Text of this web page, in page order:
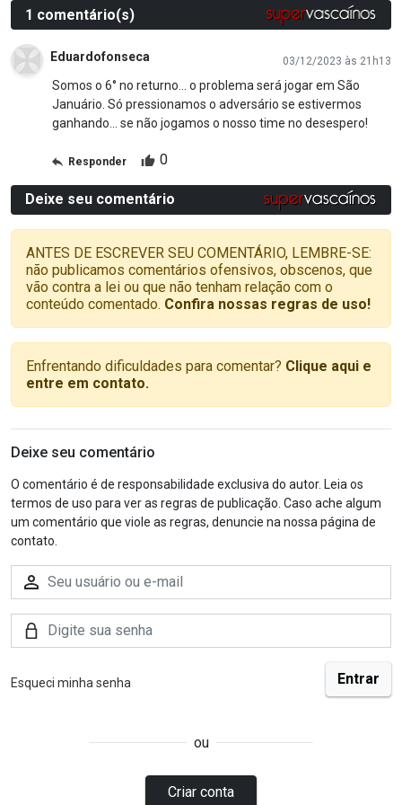
1 comentário(s)
Eduardofonseca 03/12/2023 às 21h13
Somos o 6° no returno... o problema será jogar em São
Januário. Só pressionamos o adversário se estivermos
ganhando... se não jogamos o nosso time no desespero!
Responder 0
Deixe seu comentário
ANTES DE ESCREVER SEU COMENTÁRIO, LEMBRE-SE:
não publicamos comentários ofensivos, obscenos, que
vão contra a lei ou que não tenham relação com o
conteúdo comentado. Confira nossas regras de uso!
Enfrentando dificuldades para comentar? Clique aqui e
entre em contato.
Deixe seu comentário
O comentário é de responsabilidade exclusiva do autor. Leia os
termos de uso para ver as regras de publicação. Caso ache algum
um comentário que viole as regras, denuncie na nossa página de
contato.
Esqueci minha senha
ou
Criar conta